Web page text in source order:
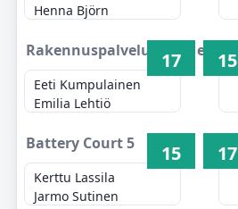
Henna Björn
Rakennuspalvelu Keränen 4
Eeti Kumpulainen
Emilia Lehtiö
17 15
Battery Court 5
Kerttu Lassila
Jarmo Sutinen
15 17